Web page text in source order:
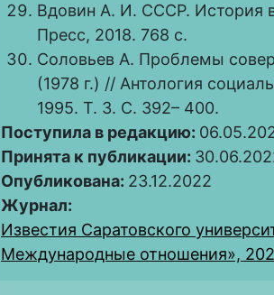
Вдовин А. И. СССР. История
Пресс, 2018. 768 с.
Соловьев А. Проблемы
(1978 г.) // Антология
1995. Т. 3. С. 392– 400.
Поступила в редакцию:
Принята к публикации:
Опубликована: 23.12.2022
Журнал:
Известия Саратовского
Международные отношения»,